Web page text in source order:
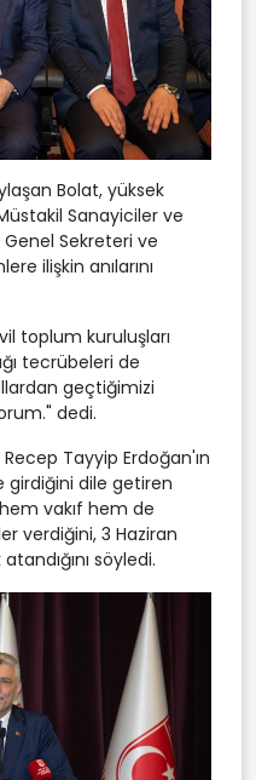
Bolat, yüksek
Sanayiciler ve
Genel Sekreteri ve
ilişkin anılarını
toplum kuruluşları
tecrübeleri de
geçtiğimizi
dedi.
Tayyip Erdoğan'ın
girdiğini dile getiren
vakıf hem de
verdiğini, 3 Haziran
söyledi.